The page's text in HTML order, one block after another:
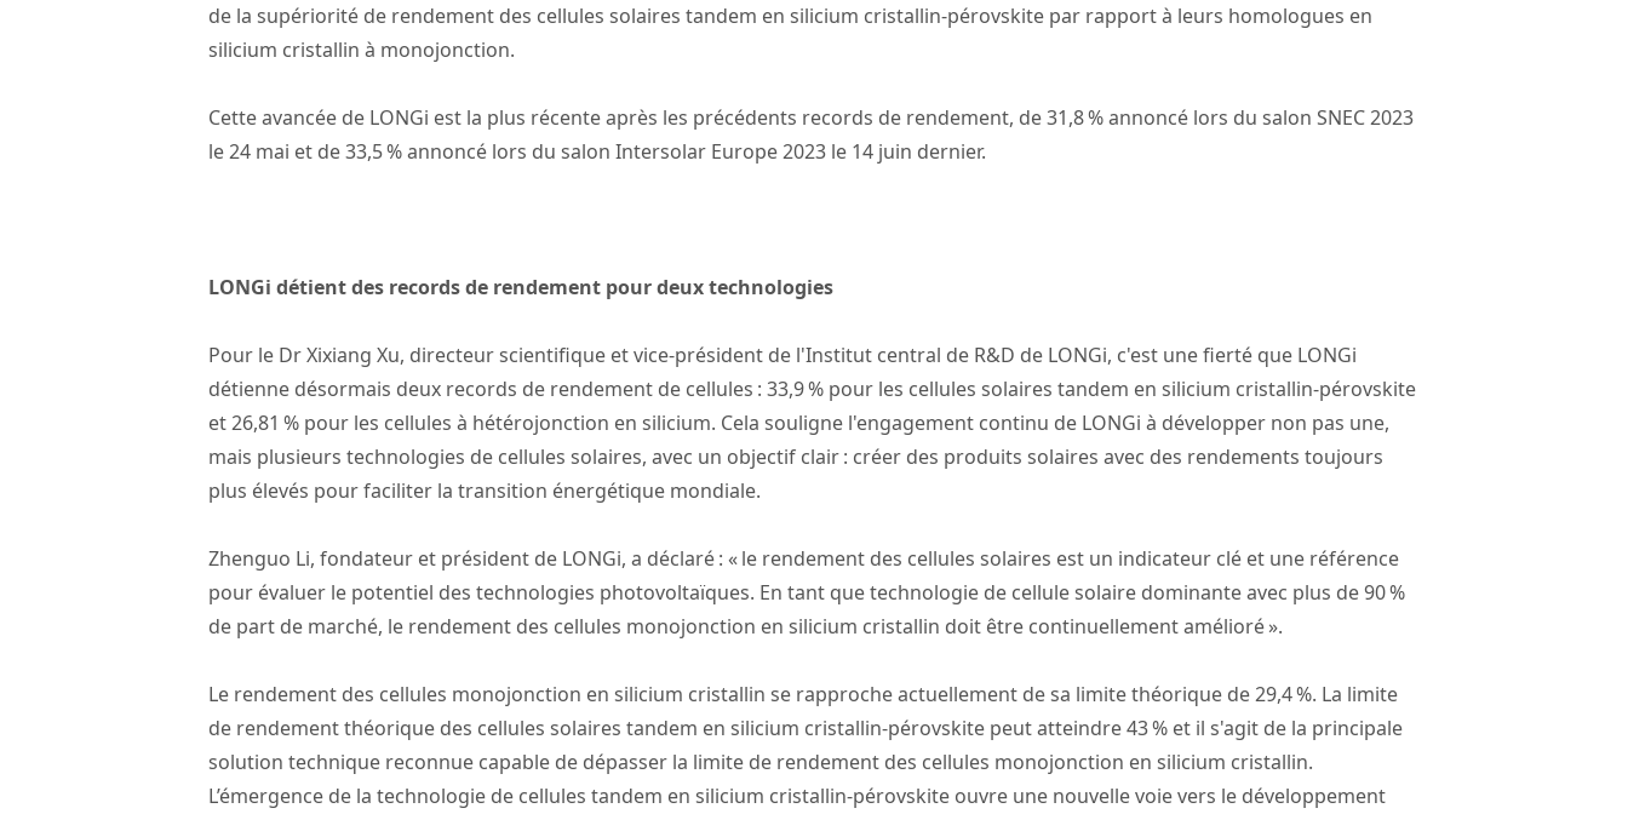
de la supériorité de rendement des cellules solaires tandem en silicium cristallin-pérovskite par rapport à leurs homologues en
silicium cristallin à monojonction.
Cette avancée de LONGi est la plus récente après les précédents records de rendement, de 31,8 % annoncé lors du salon SNEC 2023
le 24 mai et de 33,5 % annoncé lors du salon Intersolar Europe 2023 le 14 juin dernier.
LONGi détient des records de rendement pour deux technologies
Pour le Dr Xixiang Xu, directeur scientifique et vice-président de l'Institut central de R&D de LONGi, c'est une fierté que LONGi
détienne désormais deux records de rendement de cellules : 33,9 % pour les cellules solaires tandem en silicium cristallin-pérovskite
et 26,81 % pour les cellules à hétérojonction en silicium. Cela souligne l'engagement continu de LONGi à développer non pas une,
mais plusieurs technologies de cellules solaires, avec un objectif clair : créer des produits solaires avec des rendements toujours
plus élevés pour faciliter la transition énergétique mondiale.
Zhenguo Li, fondateur et président de LONGi, a déclaré : « le rendement des cellules solaires est un indicateur clé et une référence
pour évaluer le potentiel des technologies photovoltaïques. En tant que technologie de cellule solaire dominante avec plus de 90 %
de part de marché, le rendement des cellules monojonction en silicium cristallin doit être continuellement amélioré ».
Le rendement des cellules monojonction en silicium cristallin se rapproche actuellement de sa limite théorique de 29,4 %. La limite
de rendement théorique des cellules solaires tandem en silicium cristallin-pérovskite peut atteindre 43 % et il s'agit de la principale
solution technique reconnue capable de dépasser la limite de rendement des cellules monojonction en silicium cristallin.
L’émergence de la technologie de cellules tandem en silicium cristallin-pérovskite ouvre une nouvelle voie vers le développement